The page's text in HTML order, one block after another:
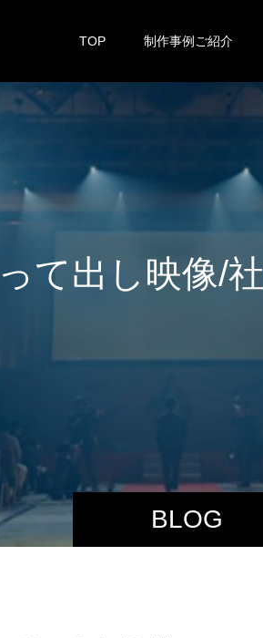
TOP 制作事例ご紹介
BLOG
映像/社内イベン